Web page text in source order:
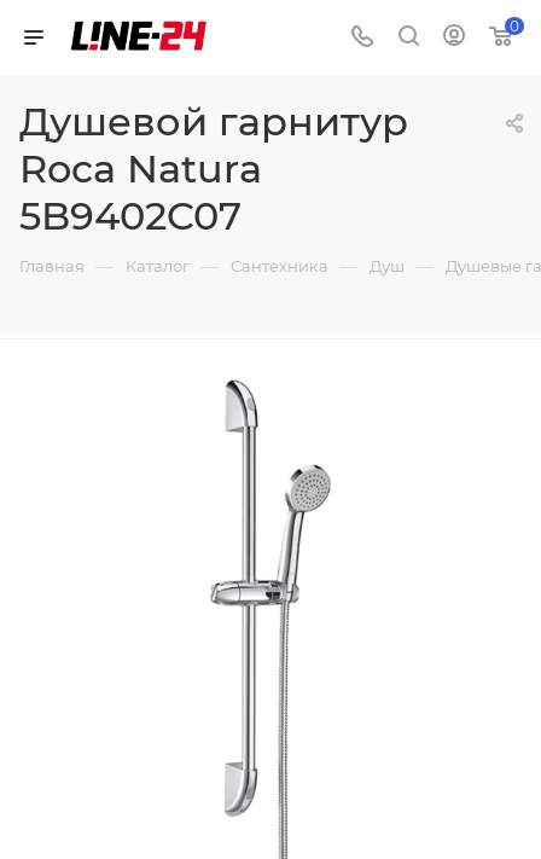
0
Душевой гарнитур
Roca Natura
5B9402C07
Главная — Каталог — Сантехника — Душ — Душевые